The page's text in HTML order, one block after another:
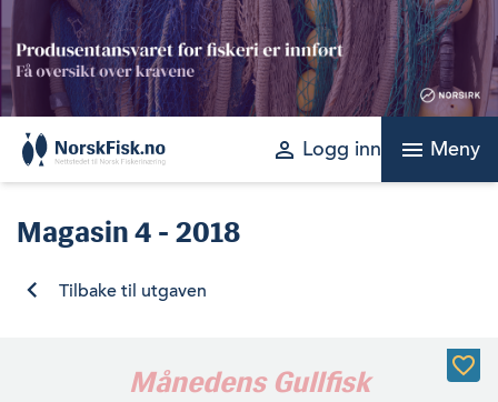
Skip
to
content
perm_identity Logg inn menu Meny
Magasin4 - 2018
Tilbake til utgaven
Månedens Gullfisk